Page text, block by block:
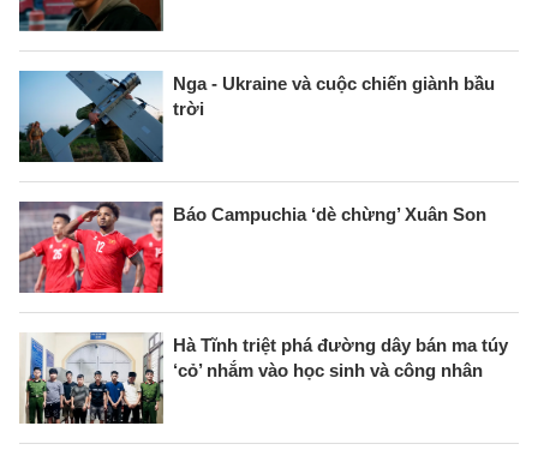
Nga - Ukraine và cuộc chiến giành bầu
trời
Báo Campuchia ‘dè chừng’ Xuân Son
Hà Tĩnh triệt phá đường dây bán ma túy
‘cỏ’ nhắm vào học sinh và công nhân